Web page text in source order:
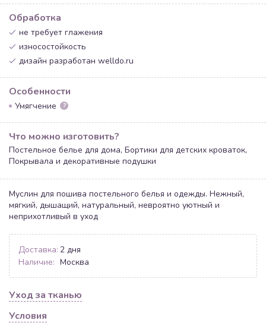
Обработка
не требует глажения
износостойкость
дизайн разработан welldo.ru
Доставка: 2 дня
Наличие: Москва
Муслин для пошива постельного белья и одежды. Нежный,
мягкий, дышащий, натуральный, невроятно уютный и
неприхотливый в уход
Особенности
Умягчение ?
Что можно изготовить?
Постельное белье для дома, Бортики для детских кроваток,
Покрывала и декоративные подушки
Уход за тканью
Условия